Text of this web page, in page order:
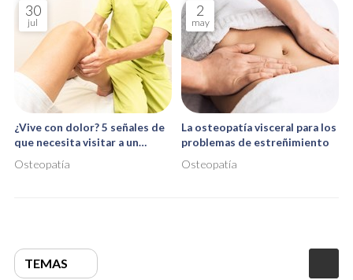
TEMAS
30
jul
¿Vive con dolor? 5 señales de
que necesita visitar a un
osteópata
Osteopatía
2
may
La osteopatía visceral para los
problemas de estreñimiento
Osteopatía